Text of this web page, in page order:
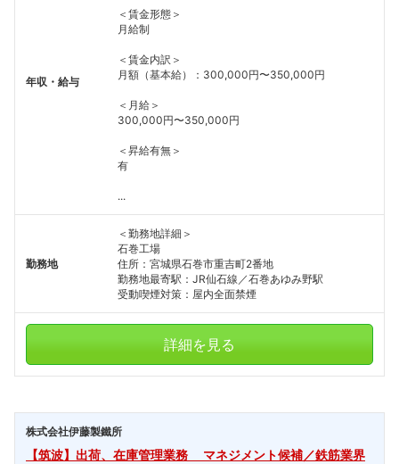
年収・給与
＜賃金形態＞
月給制
＜賃金内訳＞
月額（基本給）：300,000円〜350,000円
＜月給＞
300,000円〜350,000円
＜昇給有無＞
有
...
勤務地
＜勤務地詳細＞
石巻工場
住所：宮城県石巻市重吉町2番地
勤務地最寄駅：JR仙石線／石巻あゆみ野駅
受動喫煙対策：屋内全面禁煙
詳細を見る
株式会社伊藤製鐵所
【筑波】出荷、在庫管理業務 マネジメント候補／鉄筋業界